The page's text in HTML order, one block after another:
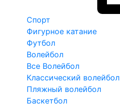
Спорт
Фигурное катание
Футбол
Волейбол
Все Волейбол
Классический волейбол
Пляжный волейбол
Баскетбол